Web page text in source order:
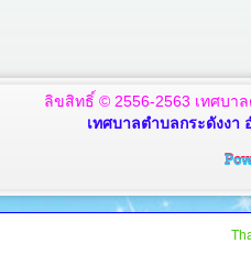
ลิขสิทธิ์ © 2556-2563 เทศบา
เทศบาลตำบลกระดังงา